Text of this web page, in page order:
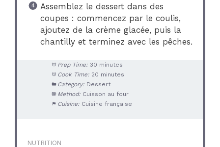
Assemblez le dessert dans des
coupes : commencez par le coulis,
ajoutez de la crème glacée, puis la
chantilly et terminez avec les pêches.
Prep Time: 30 minutes
Cook Time: 20 minutes
Category: Dessert
Method: Cuisson au four
Cuisine: Cuisine française
NUTRITION